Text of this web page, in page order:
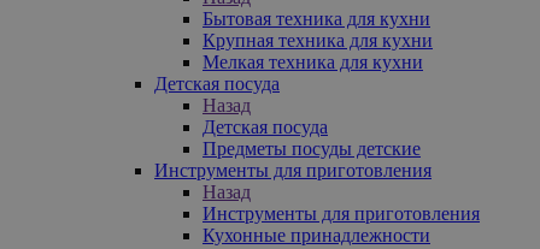
Бытовая техника для кухни
Крупная техника для кухни
Мелкая техника для кухни
Детская посуда
Назад
Детская посуда
Предметы посуды детские
Инструменты для приготовления
Назад
Инструменты для приготовления
Кухонные принадлежности